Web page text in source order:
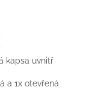
kapsa uvnitř
a 1x otevřená